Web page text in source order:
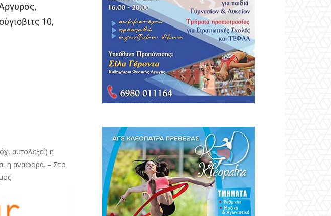
10,
αυτολεξεί) ή
η αναφορά. – Στο